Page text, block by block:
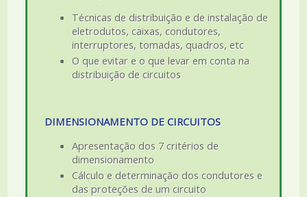
Técnicas de distribuição e de instalação de
eletrodutos, caixas, condutores,
interruptores, tomadas, quadros, etc
O que evitar e o que levar em conta na
distribuição de circuitos
DIMENSIONAMENTO DE CIRCUITOS
Apresentação dos 7 critérios de
dimensionamento
Cálculo e determinação dos condutores e
das proteções de um circuito